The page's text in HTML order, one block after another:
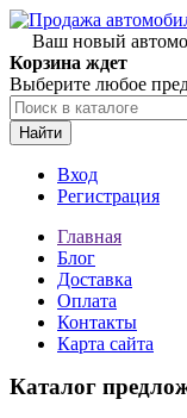
Ваш новый
Корзина ждет
Выберите любое
Найти
Вход
Регистрация
Главная
Блог
Доставка
Оплата
Контакты
Карта сайта
Каталог